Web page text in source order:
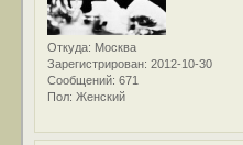
Откуда: Москва
Зарегистрирован: 2012-10-30
Сообщений: 671
Пол: Женский